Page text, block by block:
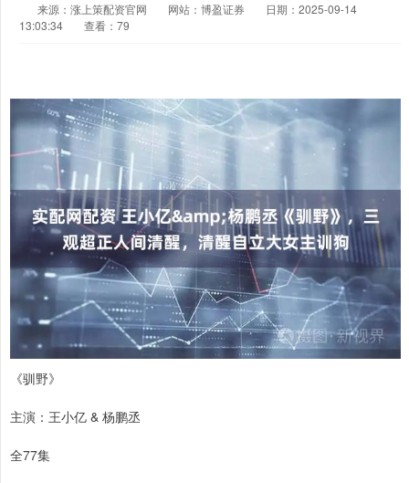
来源：涨上策配资官网 网站：博盈证券
日期：2025-09-14
13:03:34
查看：79
《驯野》
主演：王小亿 & 杨鹏丞
全77集